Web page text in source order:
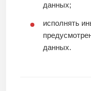
данных;
исполнять
данных.